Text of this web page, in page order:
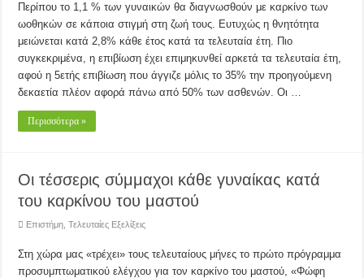
Περίπου το 1,1 % των γυναικών θα διαγνωσθούν με καρκίνο των
ωοθηκών σε κάποια στιγμή στη ζωή τους. Ευτυχώς η θνητότητα
μειώνεται κατά 2,8% κάθε έτος κατά τα τελευταία έτη. Πιο
συγκεκριμένα, η επιβίωση έχει επιμηκυνθεί αρκετά τα τελευταία έτη,
αφού η 5ετής επιβίωση που άγγιζε μόλις το 35% την προηγούμενη
δεκαετία πλέον αφορά πάνω από 50% των ασθενών. Οι …
Περισσότερα »
Οι τέσσερις σύμμαχοι κάθε γυναίκας κατά
του καρκίνου του μαστού
Επιστήμη ,Τελευταίες Εξελίξεις
Στη χώρα μας «τρέχει» τους τελευταίους μήνες το πρώτο πρόγραμμα
προσυμπτωματικού ελέγχου για τον καρκίνο του μαστού, «Φώφη